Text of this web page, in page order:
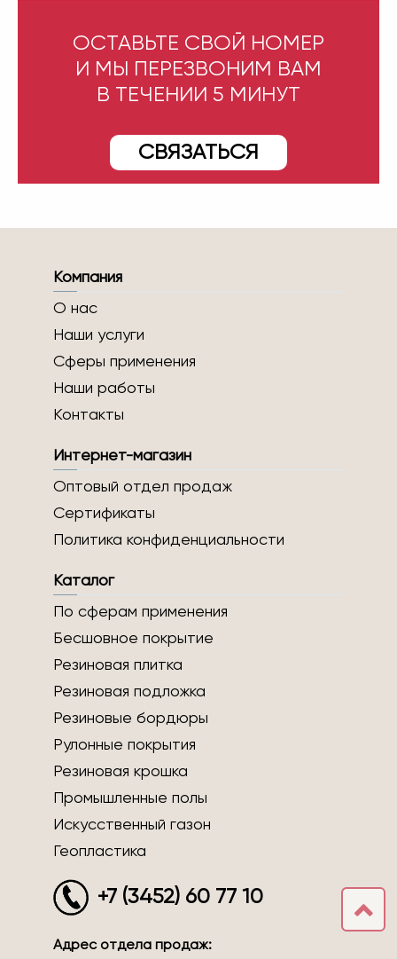
ОСТАВЬТЕ СВОЙ НОМЕР
И МЫ ПЕРЕЗВОНИМ ВАМ
В ТЕЧЕНИИ 5 МИНУТ
СВЯЗАТЬСЯ
Компания
О нас
Наши услуги
Сферы применения
Наши работы
Контакты
Интернет-магазин
Оптовый отдел продаж
Сертификаты
Политика конфиденциальности
Каталог
По сферам применения
Бесшовное покрытие
Резиновая плитка
Резиновая подложка
Резиновые бордюры
Рулонные покрытия
Резиновая крошка
Промышленные полы
Искусственный газон
Геопластика
+7 (3452) 60 77 10
Адрес отдела продаж: